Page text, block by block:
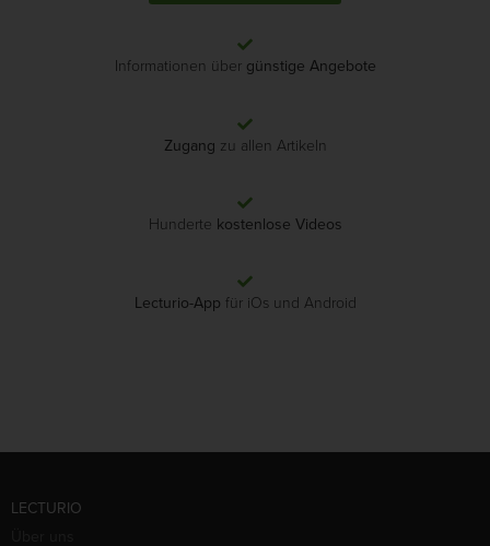
Informationen über günstige Angebote
Zugang zu allen Artikeln
Hunderte kostenlose Videos
Lecturio-App für iOs und Android
LECTURIO